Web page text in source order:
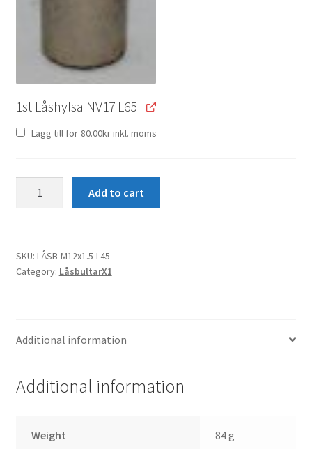
1st Låshylsa NV17 L65
Lägg till för 80.00krinkl. moms
quantity
Add to cart
SKU: LÅSB-M12x1.5-L45
Category: LåsbultarX1
Additional information
Additional information
Weight 84 g